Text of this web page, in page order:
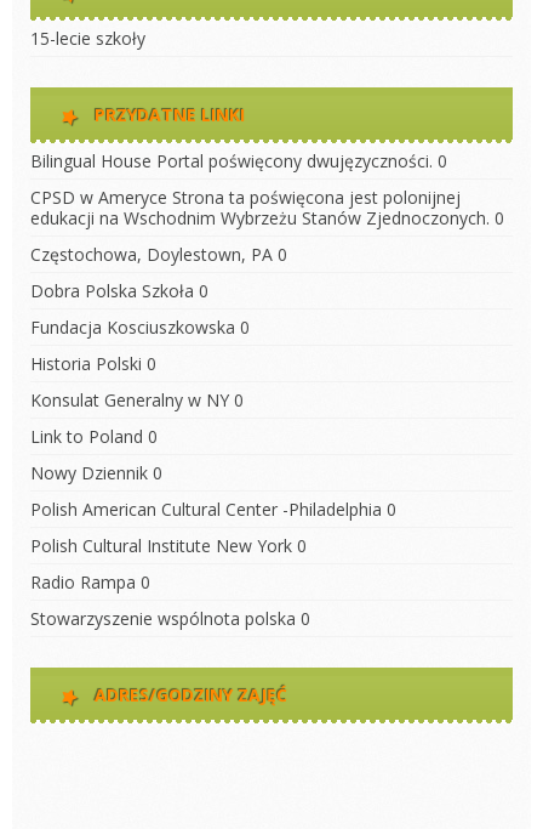
15-lecie szkoły
PRZYDATNE LINKI
Bilingual House Portal poświęcony dwujęzyczności. 0
CPSD w Ameryce Strona ta poświęcona jest polonijnej
edukacji na Wschodnim Wybrzeżu Stanów Zjednoczonych. 0
Częstochowa, Doylestown, PA 0
Dobra Polska Szkoła 0
Fundacja Kosciuszkowska 0
Historia Polski 0
Konsulat Generalny w NY 0
Link to Poland 0
Nowy Dziennik 0
Polish American Cultural Center -Philadelphia 0
Polish Cultural Institute New York 0
Radio Rampa 0
Stowarzyszenie wspólnota polska 0
ADRES/GODZINY ZAJĘĆ